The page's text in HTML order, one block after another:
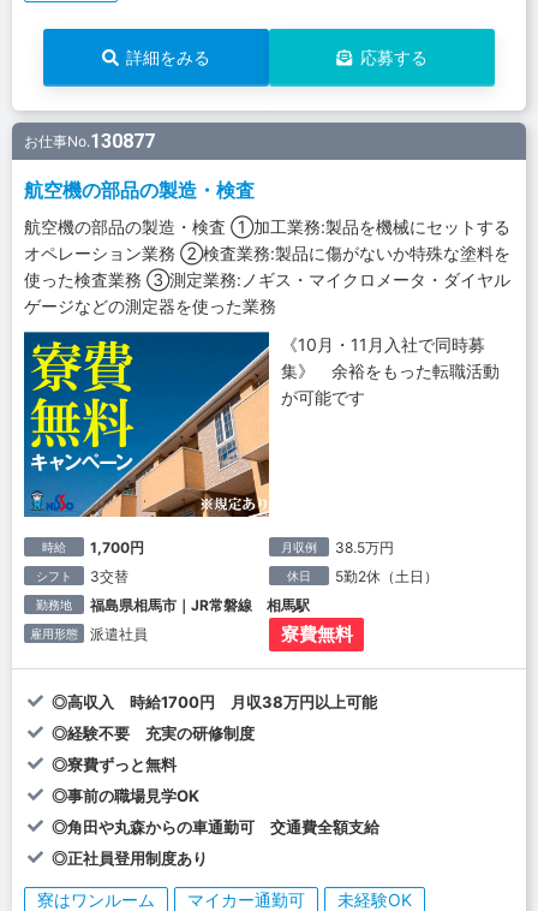
詳細をみる 応募する
お仕事No.130877
航空機の部品の製造・検査
航空機の部品の製造・検査 ①加工業務:製品を機械にセットする
オペレーション業務 ②検査業務:製品に傷がないか特殊な塗料を
使った検査業務 ③測定業務:ノギス・マイクロメータ・ダイヤル
ゲージなどの測定器を使った業務
《10月・11月入社で同時募
集》 余裕をもった転職活動
が可能です
時給 1,700円 月収例 38.5万円
シフト 3交替 休日 5勤2休（土日）
勤務地 福島県相馬市｜JR常磐線 相馬駅
雇用形態 派遣社員 寮費無料
◎高収入 時給1700円 月収38万円以上可能
◎経験不要 充実の研修制度
◎寮費ずっと無料
◎事前の職場見学OK
◎角田や丸森からの車通勤可 交通費全額支給
◎正社員登用制度あり
寮はワンルーム マイカー通勤可
未経験OK